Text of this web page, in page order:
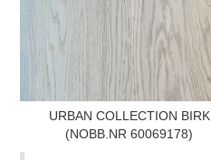
URBAN COLLECTION BIRK
(NOBB.NR 60069178)